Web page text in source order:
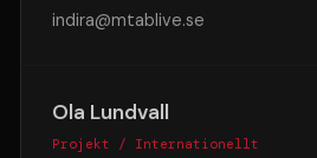
indira@mtablive.se
Ola Lundvall
Projekt / Internationellt